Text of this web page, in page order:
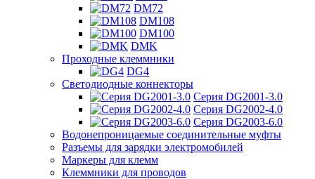
DM72
DM108
DM100
DMK
Проходные клеммники
DG4
Светодиодные коннекторы
Серия DG2001-3.0
Серия DG2002-4.0
Серия DG2003-6.0
Водонепроницаемые соединительные муфты
Разъемы для зарядки электромобилей
Маркеры для клемм
Клеммники для проводов